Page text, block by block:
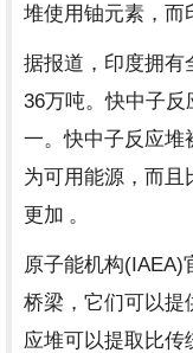
堆使用铀元素，而
据报道，印度拥有
36万吨。快中子反
一。快中子反应堆
为可用能源，而且
更加 。
原子能机构(IAEA)
桥梁，它们可以提
应堆可以提取比传